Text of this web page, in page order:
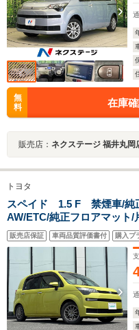
無
料
在庫
販売店： ネクステージ 福井丸岡
トヨタ
スペイド 1.5 F 禁煙車/純
AW/ETC/純正フロアマット/
ッドレスタイヤ車載/電動格
ートライト/スマートキー
販売店保証 車両品質評価書付 購入プ